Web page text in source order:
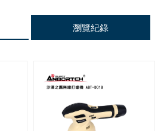
瀏覽紀錄